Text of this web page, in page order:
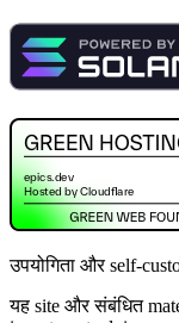
उपयोगिता और self-
यह site और संबंधित